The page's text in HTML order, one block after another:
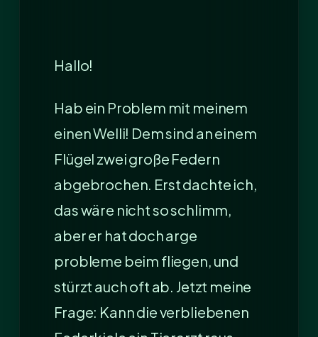
Hallo!
Hab ein Problem mit meinem
einen Welli! Dem sind an einem
Flügel zwei große Federn
abgebrochen. Erst dachte ich,
das wäre nicht so schlimm,
aber er hat doch arge
probleme beim fliegen, und
stürzt auch oft ab. Jetzt meine
Frage: Kann die verbliebenen